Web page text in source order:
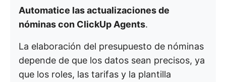
Automatice las actualizaciones de
nóminas con ClickUp Agents.
La elaboración del presupuesto de nóminas
depende de que los datos sean precisos, ya
que los roles, las tarifas y la plantilla